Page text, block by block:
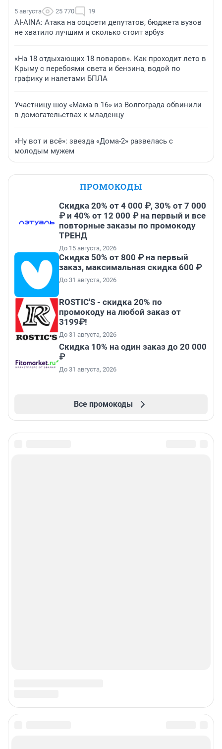
5 августа 25 770 19
AI-AINA: Атака на соцсети депутатов, бюджета вузов
не хватило лучшим и сколько стоит арбуз
«На 18 отдыхающих 18 поваров». Как проходит лето в
Крыму с перебоями света и бензина, водой по
графику и налетами БПЛА
Участницу шоу «Мама в 16» из Волгограда обвинили
в домогательствах к младенцу
«Ну вот и всё»: звезда «Дома-2» развелась с
молодым мужем
ПРОМОКОДЫ
Скидка 20% от 4 000 ₽, 30% от 7 000
₽ и 40% от 12 000 ₽ на первый и все
повторные заказы по промокоду
ТРЕНД
До 15 августа, 2026
Скидка 50% от 800 ₽ на первый
заказ, максимальная скидка 600 ₽
До 31 августа, 2026
ROSTIC'S - скидка 20% по
промокоду на любой заказ от
3199₽!
До 31 августа, 2026
Скидка 10% на один заказ до 20 000
₽
До 31 августа, 2026
Все промокоды